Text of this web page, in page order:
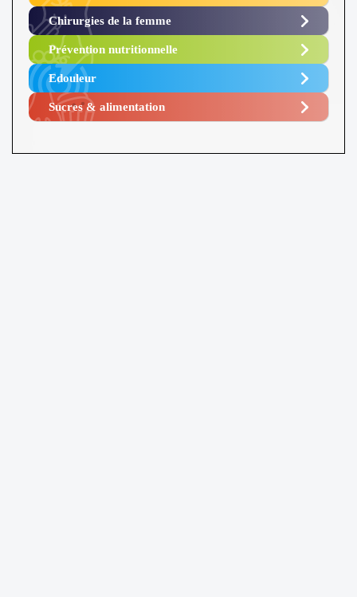
Chirurgies de la femme
Prévention nutritionnelle
Edouleur​
Sucres & alimentation​